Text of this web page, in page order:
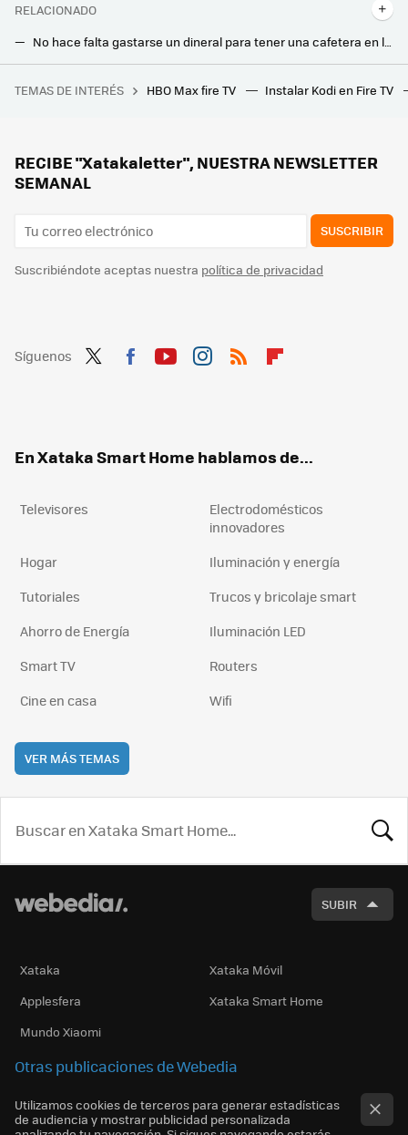
RELACIONADO
No hace falta gastarse un dineral para tener una cafetera en la cocina. Esta Cecotec es un chollo ahora
No le temas a la lluvia: este es el dispositivo ideal para secar la ropa en casa en invierno
"Lo tiene todo". Tom Hardy asegura que esta aclamada película bélica es la mejor de la historia del cine
TEMAS DE INTERÉS HBO Max fire TV Instalar Kodi en Fire TV
RECIBE "Xatakaletter", NUESTRA NEWSLETTER
SEMANAL
SUSCRIBIR
Suscribiéndote aceptas nuestra política de privacidad
Síguenos
En Xataka Smart Home hablamos de...
Televisores
Electrodomésticos
innovadores
Hogar
Iluminación y energía
Tutoriales
Trucos y bricolaje smart
Ahorro de Energía
Iluminación LED
Smart TV
Routers
Cine en casa
Wifi
VER MÁS TEMAS
SUBIR
Xataka
Xataka Móvil
Applesfera
Xataka Smart Home
Mundo Xiaomi
Otras publicaciones de Webedia
Utilizamos cookies de terceros para generar estadísticas
de audiencia y mostrar publicidad personalizada